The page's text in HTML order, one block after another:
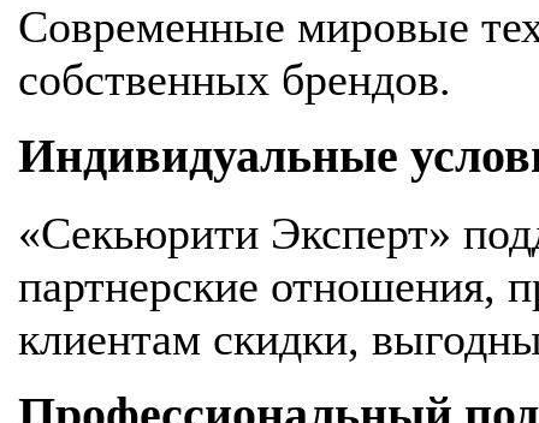
Современные мировые
собственных брендов.
Индивидуальные
«Секьюрити Эксперт»
партнерские отношения,
клиентам скидки,